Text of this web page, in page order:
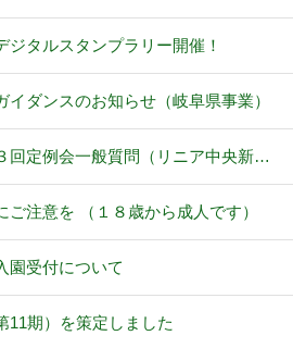
タルスタンプラリー開催！
ダンスのお知らせ（岐阜県事業）
回定例会一般質問（リニア中央新…
注意を （１８歳から成人です）
受付について
11期）を策定しました